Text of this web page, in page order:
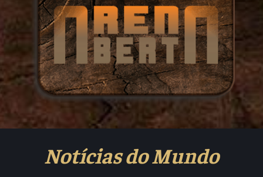
Notícias do Mundo